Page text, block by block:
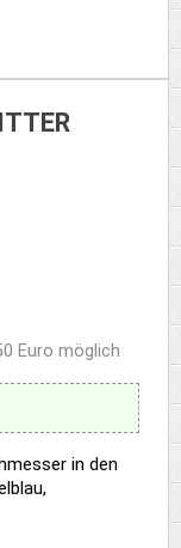
Euro möglich
in den